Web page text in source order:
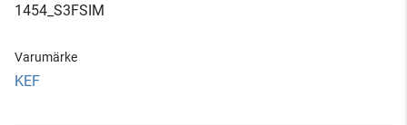
1454_S3FSIM
Varumärke
KEF